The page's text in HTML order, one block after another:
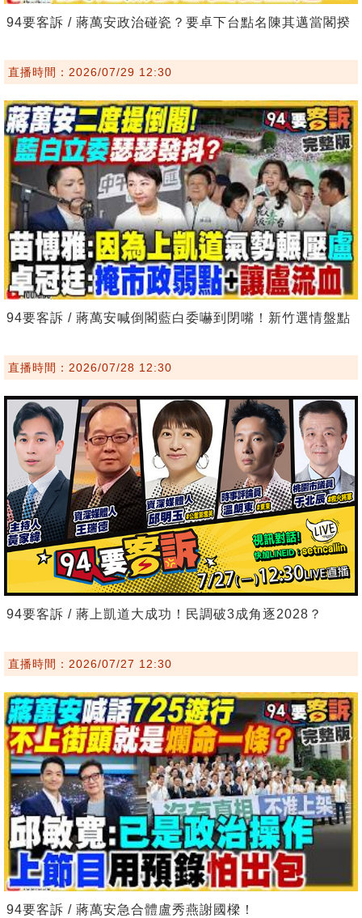
94要客訴 / 蔣萬安政治碰瓷？要卓下台點名陳其邁當閣揆
直播時間：2026/07/29 12:30
94要客訴 / 蔣萬安喊倒閣藍白委嚇到閉嘴！新竹選情盤點
直播時間：2026/07/28 12:30
94要客訴 / 蔣上凱道大成功！民調破3成角逐2028？
直播時間：2026/07/27 12:30
94要客訴 / 蔣萬安急合體盧秀燕謝國樑！